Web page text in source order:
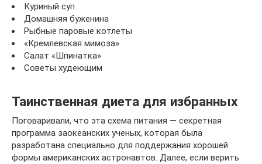
Куриный суп
Домашняя буженина
Рыбные паровые котлеты
«Кремлевская мимоза»
Салат «Шпинатка»
Советы худеющим
Таинственная диета для избранных
Поговаривали, что эта схема питания — секретная
программа заокеанских ученых, которая была
разработана специально для поддержания хорошей
формы американских астронавтов. Далее, если верить